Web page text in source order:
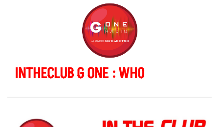
INTHECLUB G ONE : WH0